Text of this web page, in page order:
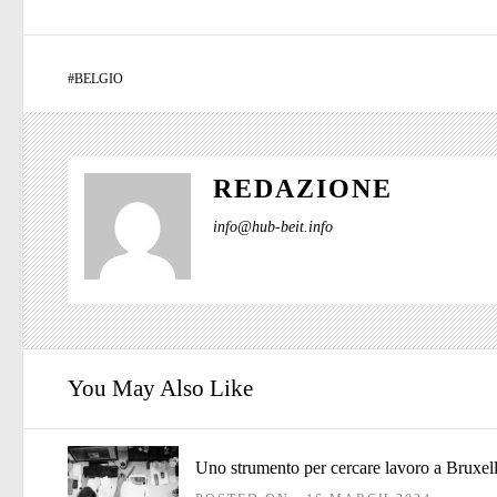
#BELGIO
REDAZIONE
info@hub-beit.info
You May Also Like
Uno strumento per cercare lavoro a